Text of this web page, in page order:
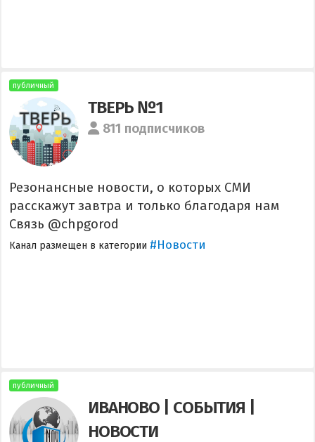
публичный
ТВЕРЬ №1
811 подписчиков
Резонансные новости, о которых СМИ
расскажут завтра и только благодаря нам
Связь @chpgorod
Канал размещен в категории #Новости
публичный
ИВАНОВО | СОБЫТИЯ |
НОВОСТИ